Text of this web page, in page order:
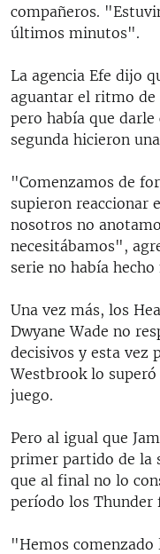
compañeros.
últimos minutos".
La agencia Efe dijo
aguantar el ritmo
pero había que
segunda hicieron
"Comenzamos de
supieron reaccionar
nosotros no
necesitábamos",
serie no había
Una vez más, los
Dwyane Wade no
decisivos y esta vez
Westbrook lo
juego.
Pero al igual que
primer partido de la
que al final no lo
período los Thunder
"Hemos comenzado